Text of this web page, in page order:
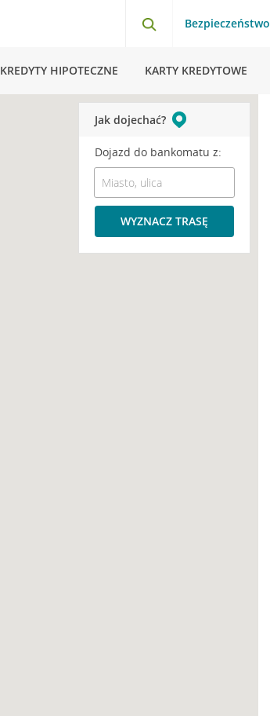
Bezpieczeństwo
KREDYTY HIPOTECZNE KARTY KREDYTOWE
Jak dojechać?
Dojazd do bankomatu z:
WYZNACZ TRASĘ